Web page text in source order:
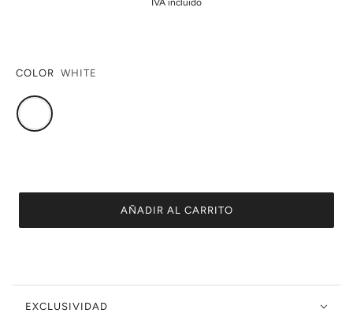
COLOR WHITE
AÑADIR AL CARRITO
EXCLUSIVIDAD